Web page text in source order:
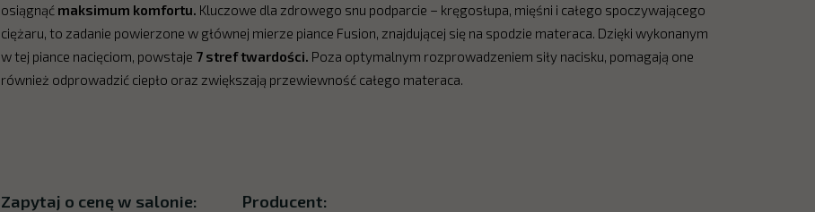
osiągnąć maksimum komfortu. Kluczowe dla zdrowego snu podparcie – kręgosłupa, mięśni i całego spoczywającego
ciężaru, to zadanie powierzone w głównej mierze piance Fusion, znajdującej się na spodzie materaca. Dzięki wykonanym
w tej piance nacięciom, powstaje 7 stref twardości. Poza optymalnym rozprowadzeniem siły nacisku, pomagają one
również odprowadzić ciepło oraz zwiększają przewiewność całego materaca.
Zapytaj o cenę w salonie: Producent: